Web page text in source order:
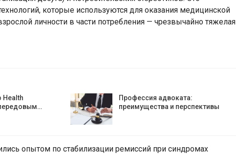
которые используются для оказания медицинской
личности в части потребления — чрезвычайно тяжелая
Health
Профессия адвоката:
преимущества и перспективы
опытом по стабилизации ремиссий при синдромах